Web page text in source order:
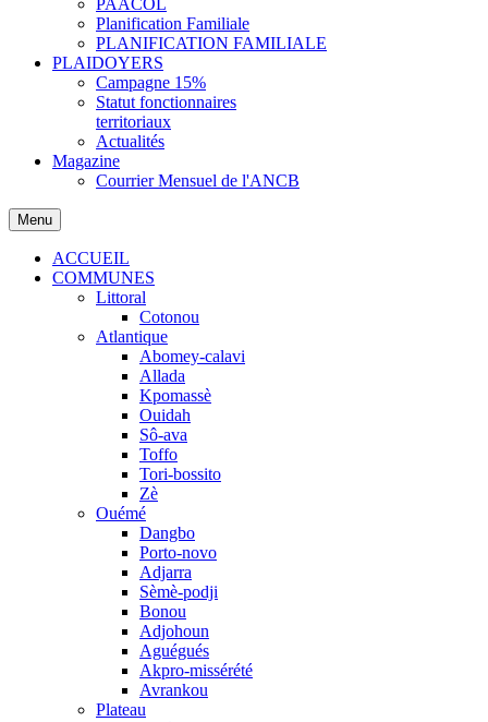
Planification Familiale
PLANIFICATION FAMILIALE
PLAIDOYERS
Campagne 15%
Statut fonctionnaires
territoriaux
Actualités
Magazine
Courrier Mensuel de l'ANCB
Menu
ACCUEIL
COMMUNES
Littoral
Cotonou
Atlantique
Abomey-calavi
Allada
Kpomassè
Ouidah
Sô-ava
Toffo
Tori-bossito
Zè
Ouémé
Dangbo
Porto-novo
Adjarra
Sèmè-podji
Bonou
Adjohoun
Aguégués
Akpro-missérété
Avrankou
Plateau